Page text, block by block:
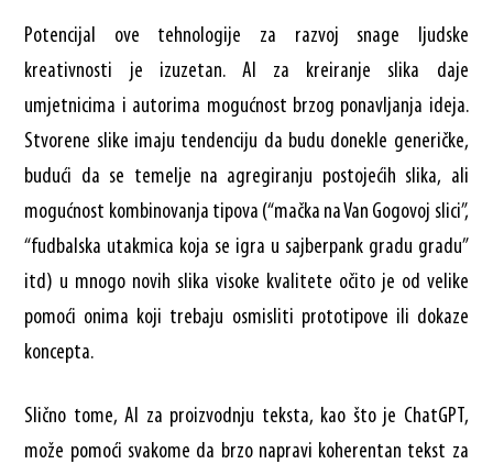
Potencijal ove tehnologije za razvoj snage ljudske
kreativnosti je izuzetan. AI za kreiranje slika daje
umjetnicima i autorima mogućnost brzog ponavljanja ideja.
Stvorene slike imaju tendenciju da budu donekle generičke,
budući da se temelje na agregiranju postojećih slika, ali
mogućnost kombinovanja tipova (“mačka na Van Gogovoj slici”,
“fudbalska utakmica koja se igra u sajberpank gradu gradu”
itd) u mnogo novih slika visoke kvalitete očito je od velike
pomoći onima koji trebaju osmisliti prototipove ili dokaze
koncepta.
Slično tome, AI za proizvodnju teksta, kao što je ChatGPT,
može pomoći svakome da brzo napravi koherentan tekst za